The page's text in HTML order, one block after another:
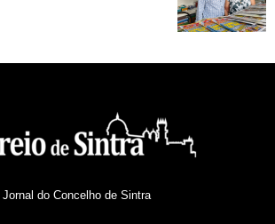
Jornal do Concelho de Sintra